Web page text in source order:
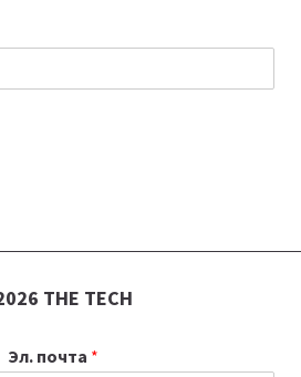
THE TECH
Эл. почта *